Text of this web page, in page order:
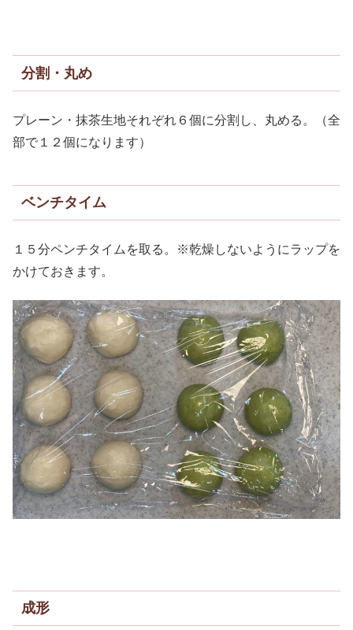
分割・丸め
プレーン・抹茶生地それぞれ６個に分割し、丸める。（全
部で１２個になります）
ベンチタイム
１５分ペンチタイムを取る。※乾燥しないようにラップを
かけておきます。
成形